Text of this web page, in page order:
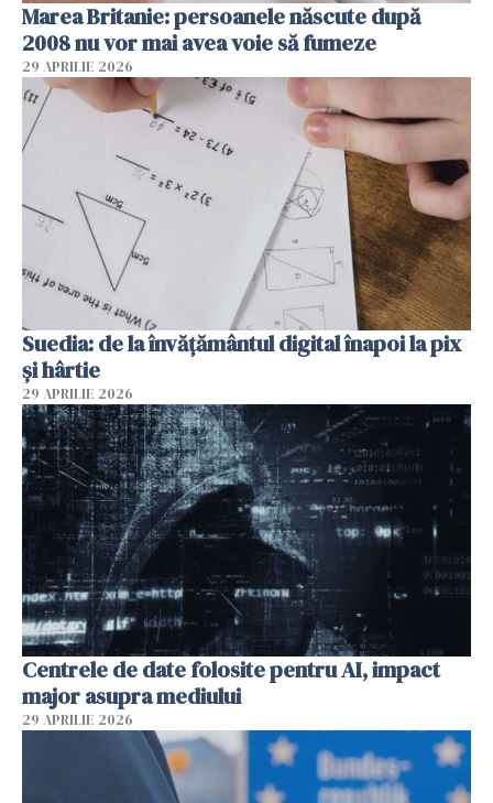
Marea Britanie: persoanele născute după
2008 nu vor mai avea voie să fumeze
29 APRILIE 2026
Suedia: de la învățământul digital înapoi la pix
și hârtie
29 APRILIE 2026
Centrele de date folosite pentru AI, impact
major asupra mediului
29 APRILIE 2026